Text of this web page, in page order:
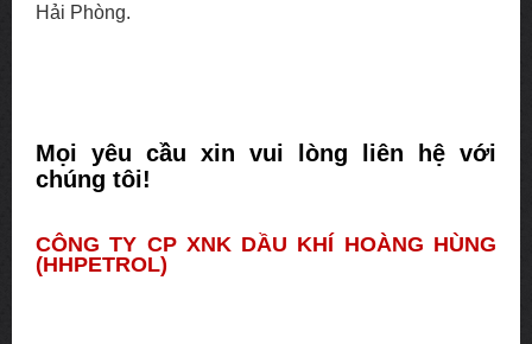
Hải Phòng.
Mọi yêu cầu xin vui lòng liên hệ với
chúng tôi!
CÔNG TY CP XNK DẦU KHÍ HOÀNG HÙNG
(HHPETROL)